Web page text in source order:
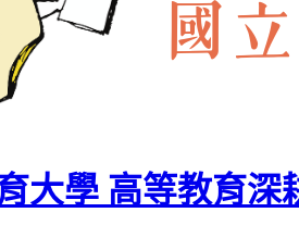
大學 高等教育深